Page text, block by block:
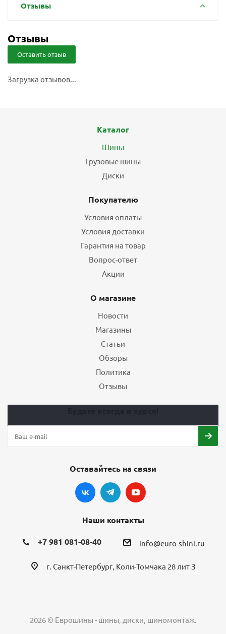
Отзывы
Отзывы
Оставить отзыв
Загрузка отзывов...
Каталог
Шины
Грузовые шины
Диски
Покупателю
Условия оплаты
Условия доставки
Гарантия на товар
Вопрос-ответ
Акции
О магазине
Новости
Магазины
Статьи
Обзоры
Политика
Отзывы
Оставайтесь на связи
Наши контакты
+7 981 081-08-40 info@euro-shini.ru
г. Санкт-Петербург, Коли-Томчака 28 лит З
2026 © Еврошины - шины, диски, шиномонтаж.